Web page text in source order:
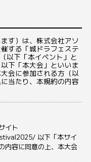
す）は、株式会社アソ
する「城ドラフェステ
以下「本イベント」と
下「本大会」といいま
会に参加される方（以
当たり、本規約の内容
イト
以下「本サイ
内容に同意の上、本大会